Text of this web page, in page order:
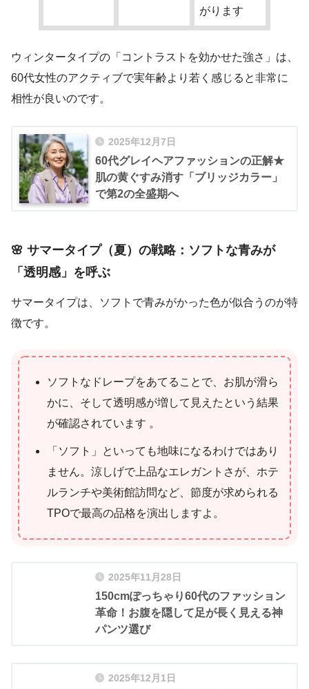
がります
ウィンタータイプの「コントラストを効かせた強さ」は、
60代女性のアクティブで実年齢より若く感じると非常に
相性が良いのです。
2025年12月7日
60代グレイヘアファッションの正解★
肌の黄ぐすみ消す「ブリッジカラー」
で第2の全盛期へ
🌸 サマータイプ（夏）の戦略：ソフトな青みが
「透明感」を呼ぶ
サマータイプは、ソフトで青みがかった色が似合うのが特
徴です。
ソフトなドレープをあてることで、お肌が滑ら
かに、そして透明感が増して見えたという結果
が確認されています 。
「ソフト」といっても地味になるわけではあり
ません。涼しげで上品なエレガントさが、ホテ
ルランチや美術館訪問など、節度が求められる
TPOで最高の品格を演出しますよ。
2025年11月28日
150cmぽっちゃり60代のファッション
革命！お腹を隠して足が長く見える神
パンツ選び
2025年12月1日